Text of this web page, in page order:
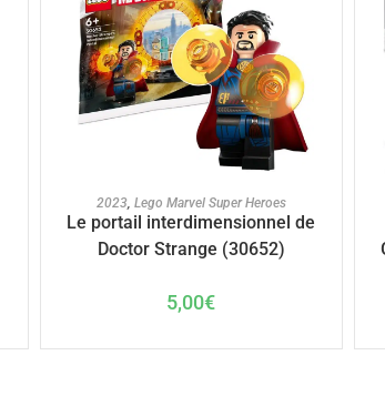
AJOUTER AU PANIER
2023, Lego Marvel Super Heroes
Le portail interdimensionnel de
Doctor Strange (30652)
5,00€